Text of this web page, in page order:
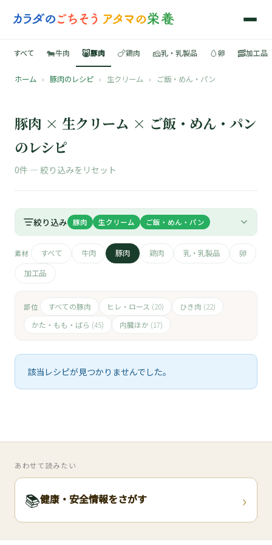
📚
🐷
🧀
🥚
すべて 🐄牛肉 🐷豚肉 🍗鶏肉 🧀乳・乳製品 🥚卵 🥓加工品
ホーム › 豚肉のレシピ › 生クリーム › ご飯・めん・パン
豚肉 × 生クリーム × ご飯・めん・パン
のレシピ
0件 — 絞り込みをリセット
絞り込み 豚肉 生クリーム ご飯・めん・パン
素材 すべて 牛肉 豚肉 鶏肉 乳・乳製品
卵
加工品
部位 すべての豚肉 ヒレ・ロース (20) ひき肉 (22)
かた・もも・ばら (45) 内臓ほか (17)
該当レシピが見つかりませんでした。
あわせて読みたい
📚健康・安全情報をさがす ›